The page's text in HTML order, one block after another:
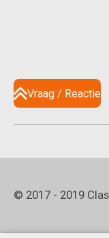
Vraag / Reactie
© 2017 - 2019